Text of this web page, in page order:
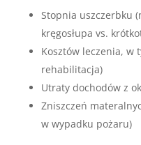
Stopnia uszczerbku
kręgosłupa vs.
Kosztów leczenia, w
rehabilitacja)
Utraty dochodów z
Zniszczeń
w wypadku pożaru)